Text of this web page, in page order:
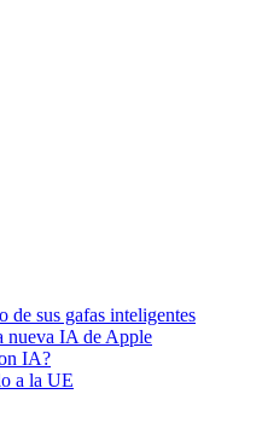
sus gafas inteligentes
nueva IA de Apple
IA?
a la UE